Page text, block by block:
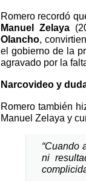
Romero recordó
Manuel Zelaya
Olancho,
el gobierno de la
agravado por la
Narcovideo y
Romero también
Manuel Zelaya y
“Cuando
ni